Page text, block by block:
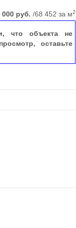
000 руб. /68 452 за м2
что объекта не
оставьте